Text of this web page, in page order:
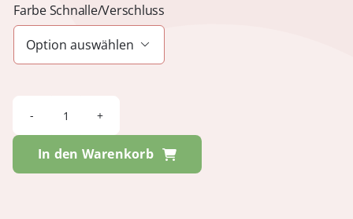
Farbe Schnalle/Verschluss

-
Jungle
In den Warenkorb